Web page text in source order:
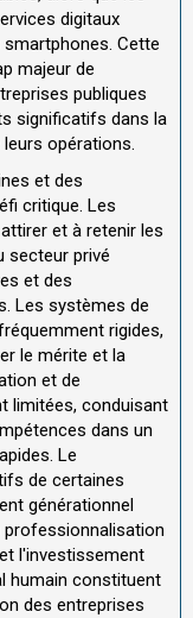
digitaux
Cette
majeur de
publiques
significatifs dans la
opérations.
et des
critique. Les
et à retenir les
secteur privé
et des
Les systèmes de
rigides,
le mérite et la
et de
limitées, conduisant
dans un
Le
de certaines
générationnel
professionnalisation
l'investissement
humain constituent
des entreprises